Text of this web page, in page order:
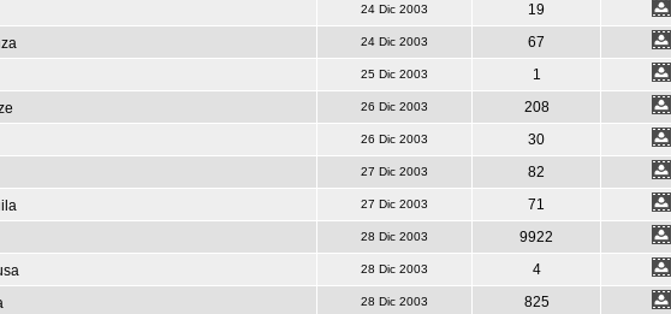
24 Dic 2003
19
24 Dic 2003
67
25 Dic 2003
1
26 Dic 2003
208
26 Dic 2003
30
27 Dic 2003
82
27 Dic 2003
71
28 Dic 2003
9922
28 Dic 2003
4
28 Dic 2003
825